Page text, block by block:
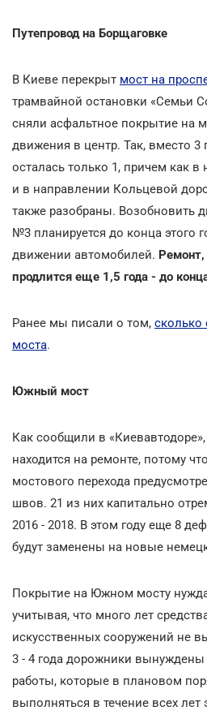
Путепровод на Борщаговке
В Киеве перекрыт мост на
трамвайной остановки «Семьи
сняли асфальтное покрытие на
движения в центр. Так, вместо 3
осталась только 1, причем как в
и в направлении Кольцевой
также разобраны. Возобновить
№3 планируется до конца этого
движении автомобилей. Ремонт,
продлится еще 1,5 года - до
Ранее мы писали о том, сколько
моста.
Южный мост
Как сообщили в
находится на ремонте, потому
мостового перехода
швов. 21 из них капитально
2016 - 2018. В этом году еще 8
будут заменены на новые
Покрытие на Южном мосту
учитывая, что много лет
искусственных сооружений не
3 - 4 года дорожники
работы, которые в плановом
выполняться в течение всех лет